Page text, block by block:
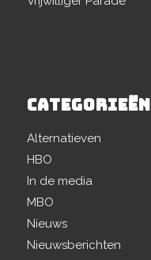
CATEGORIEËN
Alternatieven
HBO
In de media
MBO
Nieuws
Nieuwsberichten